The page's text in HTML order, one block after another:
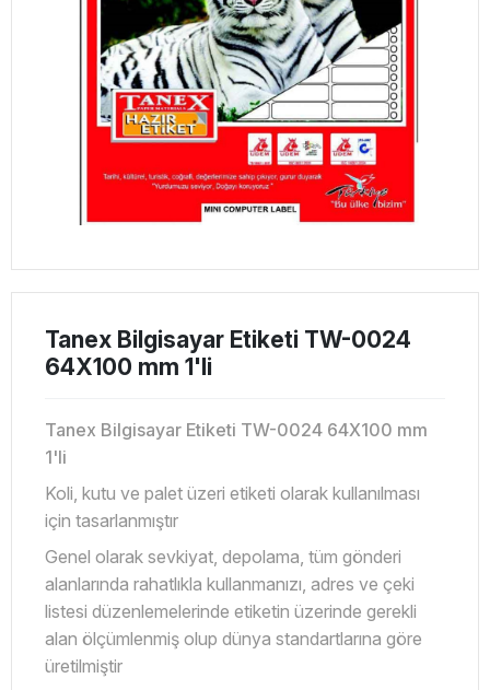
Tanex Bilgisayar Etiketi TW-0024
64X100 mm 1'li
Tanex Bilgisayar Etiketi TW-0024 64X100 mm
1'li
Koli, kutu ve palet üzeri etiketi olarak kullanılması
için tasarlanmıştır
Genel olarak sevkiyat, depolama, tüm gönderi
alanlarında rahatlıkla kullanmanızı, adres ve çeki
listesi düzenlemelerinde etiketin üzerinde gerekli
alan ölçümlenmiş olup dünya standartlarına göre
üretilmiştir